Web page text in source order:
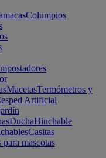
Columpios
MacetasTermómetros y
Artificial
DuchaHinchable
Casitas
para mascotas